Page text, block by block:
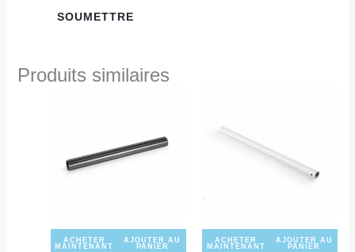
Produits similaires
ACHETER
MAINTENANT
AJOUTER AU
PANIER
ACHETER
MAINTENANT
AJOUTER AU
PANIER